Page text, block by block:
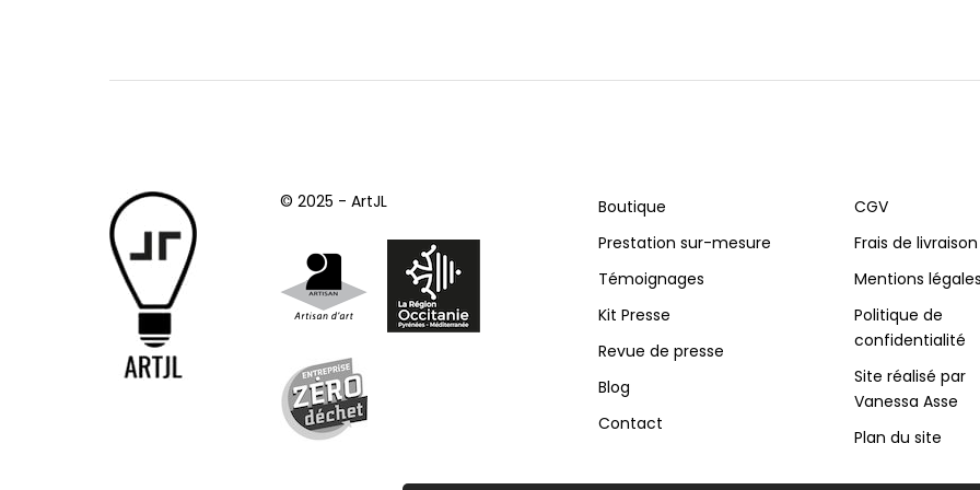
© 2025 - ArtJL
Boutique
Prestation sur-mesure
Témoignages
Kit Presse
Revue de presse
Blog
Contact
CGV
Frais de livraison
Mentions
Politique de
confidentialité
Site réalisé par
Vanessa Asse
Plan du site